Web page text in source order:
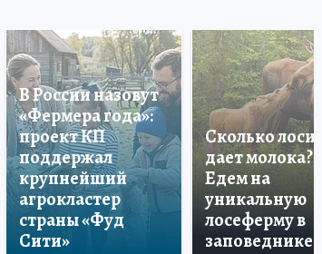
В России назовут
«Фермера года»:
проект КП
поддержал
крупнейший
агрокластер
страны «Фуд
Сити»
Сколько лосиха
дает молока?
Едем на
уникальную
лосеферму в
заповеднике!